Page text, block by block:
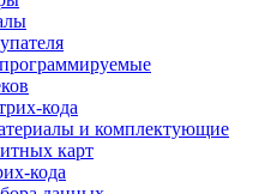
кода
и комплектующие
карт
кода